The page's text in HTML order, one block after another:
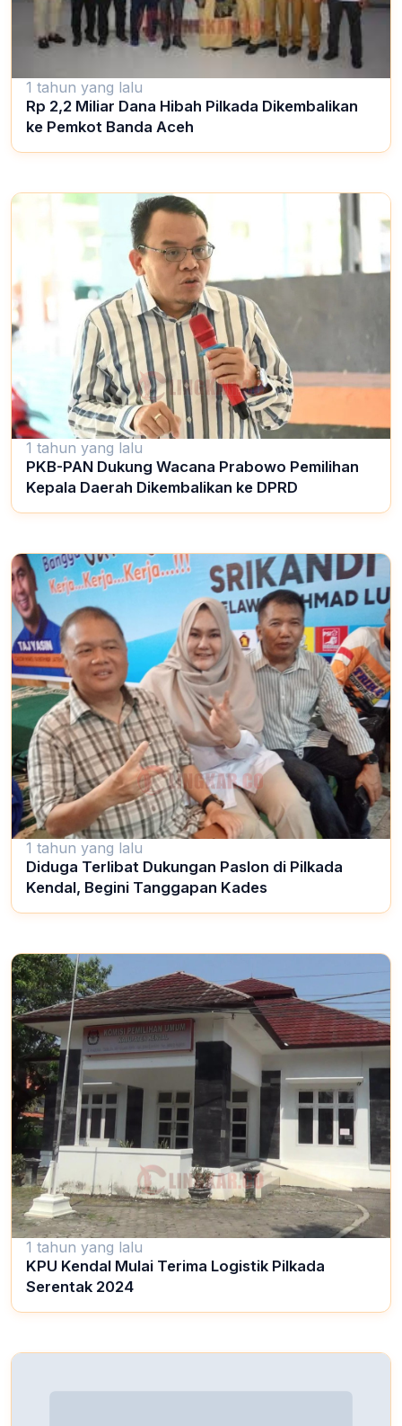
1 tahun yang lalu
Rp 2,2 Miliar Dana Hibah Pilkada Dikembalikan
ke Pemkot Banda Aceh
1 tahun yang lalu
PKB-PAN Dukung Wacana Prabowo Pemilihan
Kepala Daerah Dikembalikan ke DPRD
1 tahun yang lalu
Diduga Terlibat Dukungan Paslon di Pilkada
Kendal, Begini Tanggapan Kades
1 tahun yang lalu
KPU Kendal Mulai Terima Logistik Pilkada
Serentak 2024